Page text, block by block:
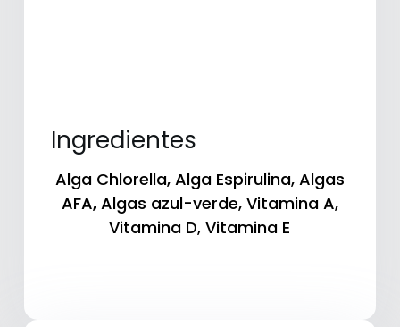
Ingredientes
Alga Chlorella, Alga Espirulina, Algas
AFA, Algas azul-verde, Vitamina A,
Vitamina D,Vitamina E